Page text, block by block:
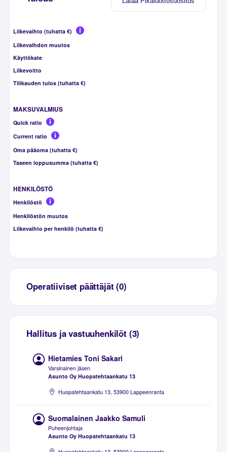
Liikevaihto (tuhatta €)
Liikevaihdon muutos
Käyttökate
Liikevoitto
Tilikauden tulos (tuhatta €)
MAKSUVALMIUS
Quick ratio
Current ratio
Oma pääoma (tuhatta €)
Taseen loppusumma (tuhatta €)
HENKILÖSTÖ
Henkilöstö
Henkilöstön muutos
Liikevaihto per henkilö (tuhatta €)
Operatiiviset päättäjät (0)
Hallitus ja vastuuhenkilöt (3)
Hietamies Toni Sakari
Varsinainen jäsen
Asunto Oy Huopatehtaankatu 13
Huopatehtaankatu 13, 53900 Lappeenranta
Suomalainen Jaakko Samuli
Puheenjohtaja
Asunto Oy Huopatehtaankatu 13